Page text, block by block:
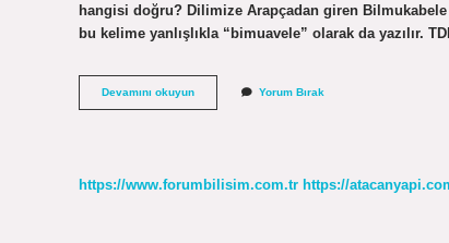
hangisi doğru? Dilimize Arapçadan giren
bu kelime yanlışlıkla “bimuavele” olarak da yazılır.
Devamını okuyunBilmukabele
Osmanlica
Yorum Bırak
https://www.forumbilisim.com.tr https://